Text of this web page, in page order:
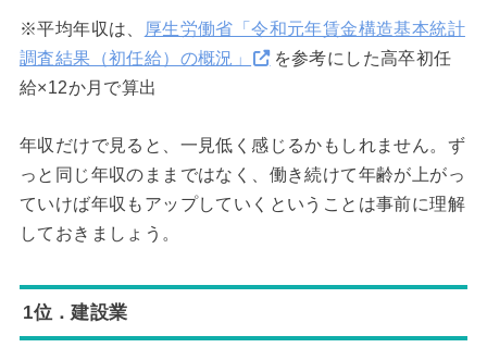
※平均年収は、
厚生労働省「令和元年賃金構造基本統計
調査結果（初任給）の概況」
を参考にした高卒初任
給×12か月で算出
年収だけで見ると、一見低く感じるかもしれません。ず
っと同じ年収のままではなく、働き続けて年齢が上がっ
ていけば年収もアップしていくということは事前に理解
しておきましょう。
1位．建設業